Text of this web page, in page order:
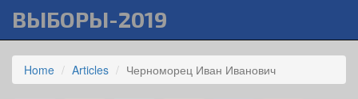
ВЫБОРЫ-2019
Home Articles Черноморец Иван Иванович